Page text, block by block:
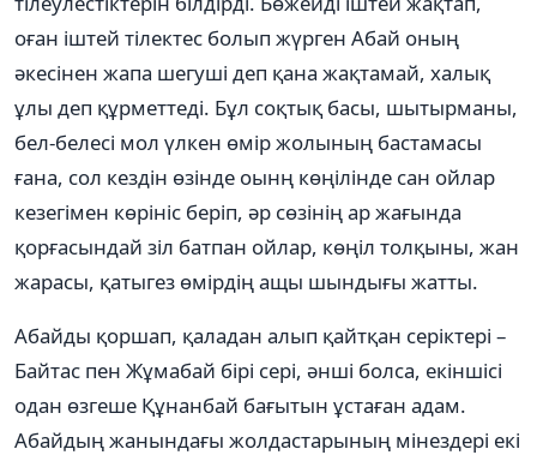
оған іштей тілектес болып жүрген Абай оның
әкесінен жапа шегуші деп қана жақтамай, халық
ұлы деп құрметтеді. Бұл соқтық басы, шытырманы,
бел-белесі мол үлкен өмір жолының бастамасы
ғана, сол кездін өзінде оынң көңілінде сан ойлар
кезегімен көрініс беріп, әр сөзінің ар жағында
қорғасындай зіл батпан ойлар, көңіл толқыны, жан
жарасы, қатыгез өмірдің ащы шындығы жатты.
Абайды қоршап, қаладан алып қайтқан серіктері –
Байтас пен Жұмабай бірі сері, әнші болса, екіншісі
одан өзгеше Құнанбай бағытын ұстаған адам.
Абайдың жанындағы жолдастарының мінездері екі